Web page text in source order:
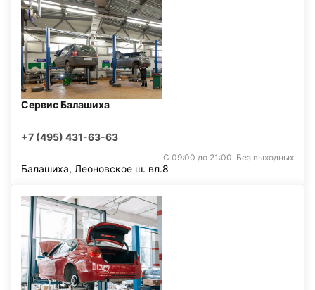
Сервис Балашиха
+7 (495) 431-63-63
С 09:00 до 21:00. Без выходных
Балашиха, Леоновское ш. вл.8